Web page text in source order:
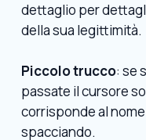
dettaglio per
della sua legittimità.
Piccolo trucco: se
passate il cursore
corrisponde al
spacciando.